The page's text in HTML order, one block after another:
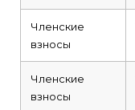
Членские
взносы
Членские
взносы